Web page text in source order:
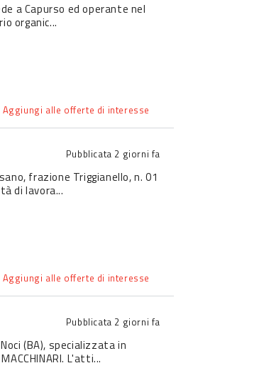
a Capurso ed operante nel
organic...
Aggiungi alle offerte di interesse
Pubblicata 2 giorni fa
frazione Triggianello, n. 01
di lavora...
Aggiungi alle offerte di interesse
Pubblicata 2 giorni fa
(BA), specializzata in
L'atti...